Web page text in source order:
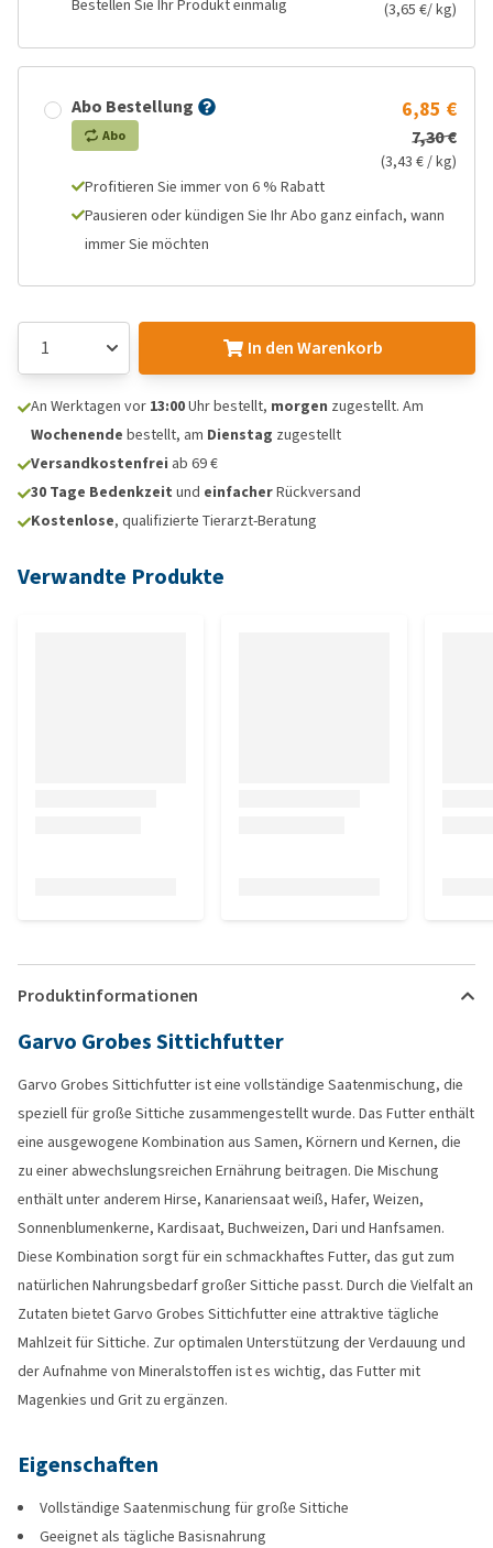
Bestellen Sie Ihr Produkt einmalig (3,65 €/ kg)
Abo Bestellung
Abo
6,85 €
7,30 €
(3,43 € / kg)
Profitieren Sie immer von 6 % Rabatt
Pausieren oder kündigen Sie Ihr Abo ganz einfach, wann
immer Sie möchten
In den Warenkorb
An Werktagen vor 13:00Uhr bestellt, morgen zugestellt. Am
Wochenende bestellt, am Dienstag zugestellt
Versandkostenfrei ab 69 €
30 Tage Bedenkzeit und einfacherRückversand
Kostenlose, qualifizierte Tierarzt-Beratung
Verwandte Produkte
Produktinformationen
Garvo Grobes Sittichfutter
Garvo Grobes Sittichfutter ist eine vollständige Saatenmischung, die
speziell für große Sittiche zusammengestellt wurde. Das Futter enthält
eine ausgewogene Kombination aus Samen, Körnern und Kernen, die
zu einer abwechslungsreichen Ernährung beitragen. Die Mischung
enthält unter anderem Hirse, Kanariensaat weiß, Hafer, Weizen,
Sonnenblumenkerne, Kardisaat, Buchweizen, Dari und Hanfsamen.
Diese Kombination sorgt für ein schmackhaftes Futter, das gut zum
natürlichen Nahrungsbedarf großer Sittiche passt. Durch die Vielfalt an
Zutaten bietet Garvo Grobes Sittichfutter eine attraktive tägliche
Mahlzeit für Sittiche. Zur optimalen Unterstützung der Verdauung und
der Aufnahme von Mineralstoffen ist es wichtig, das Futter mit
Magenkies und Grit zu ergänzen.
Eigenschaften
Vollständige Saatenmischung für große Sittiche
Geeignet als tägliche Basisnahrung